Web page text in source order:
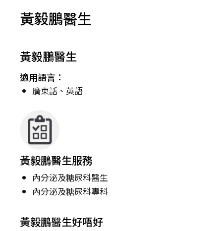
黃毅鵬醫生
黃毅鵬醫生
適用語言：
廣東話、英語
黃毅鵬醫生服務
內分泌及糖尿科醫生
內分泌及糖尿科專科
黃毅鵬醫生好唔好